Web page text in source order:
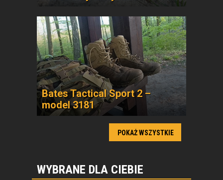
Bates Tactical Sport 2 –
model 3181
POKAŻ WSZYSTKIE
WYBRANE DLA CIEBIE